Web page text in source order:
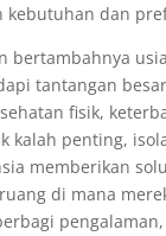
kebutuhan dan
bertambahnya
tantangan
fisik,
kalah penting,
memberikan
di mana